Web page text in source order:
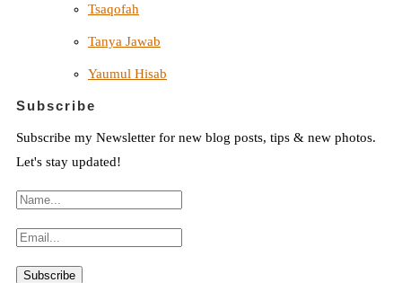
Tsaqofah
Tanya Jawab
Yaumul Hisab
Subscribe
Subscribe my Newsletter for new blog posts, tips & new photos.
Let's stay updated!